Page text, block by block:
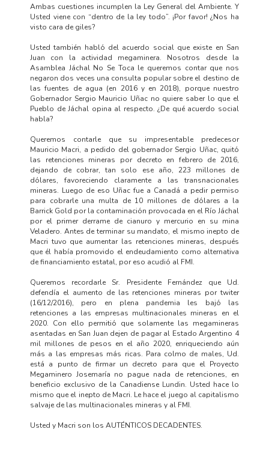
Ambas cuestiones incumplen la Ley General del Ambiente. Y
Usted viene con “dentro de la ley todo”. ¡Por favor! ¿Nos ha
visto cara de giles?
Usted también habló del acuerdo social que existe en San
Juan con la actividad megaminera. Nosotros desde la
Asamblea Jáchal No Se Toca le queremos contar que nos
negaron dos veces una consulta popular sobre el destino de
las fuentes de agua (en 2016 y en 2018), porque nuestro
Gobernador Sergio Mauricio Uñac no quiere saber lo que el
Pueblo de Jáchal opina al respecto. ¿De qué acuerdo social
habla?
Queremos contarle que su impresentable predecesor
Mauricio Macri, a pedido del gobernador Sergio Uñac, quitó
las retenciones mineras por decreto en febrero de 2016,
dejando de cobrar, tan solo ese año, 223 millones de
dólares, favoreciendo claramente a las transnacionales
mineras. Luego de eso Uñac fue a Canadá a pedir permiso
para cobrarle una multa de 10 millones de dólares a la
Barrick Gold por la contaminación provocada en el Río Jáchal
por el primer derrame de cianuro y mercurio en su mina
Veladero. Antes de terminar su mandato, el mismo inepto de
Macri tuvo que aumentar las retenciones mineras, después
que él había promovido el endeudamiento como alternativa
de financiamiento estatal, por eso acudió al FMI.
Queremos recordarle Sr. Presidente Fernández que Ud.
defendía el aumento de las retenciones mineras por twiter
(16/12/2016), pero en plena pandemia les bajó las
retenciones a las empresas multinacionales mineras en el
2020. Con ello permitió que solamente las megamineras
asentadas en San Juan dejen de pagar al Estado Argentino 4
mil millones de pesos en el año 2020, enriqueciendo aún
más a las empresas más ricas. Para colmo de males, Ud.
está a punto de firmar un decreto para que el Proyecto
Megaminero Josemaría no pague nada de retenciones, en
beneficio exclusivo de la Canadiense Lundin. Usted hace lo
mismo que el inepto de Macri. Le hace el juego al capitalismo
salvaje de las multinacionales mineras y al FMI.
Usted y Macri son los AUTÉNTICOS DECADENTES.